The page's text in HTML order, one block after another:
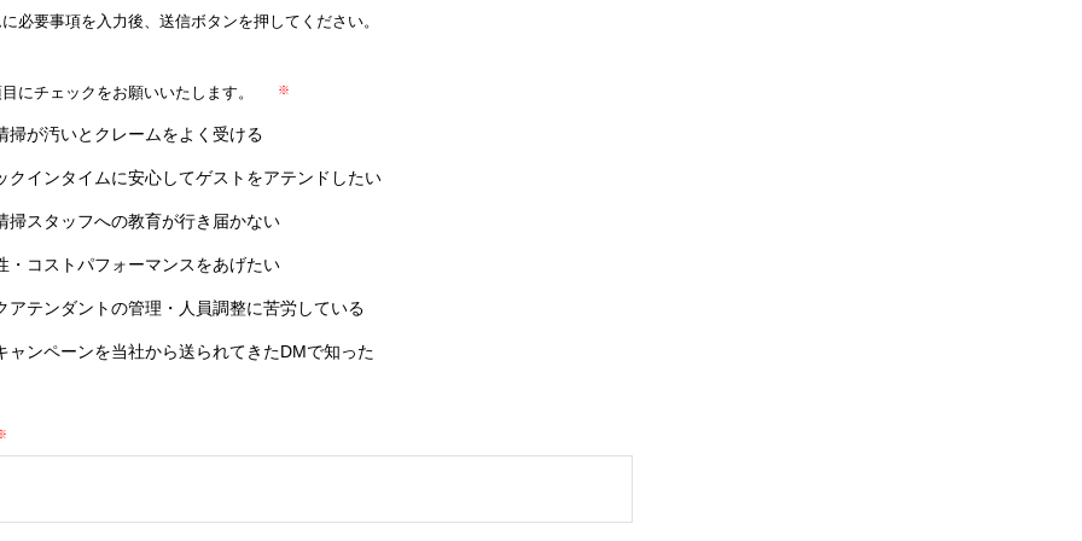
必要事項を入力後、 送信ボタンを押してください。
にチェックをお願いいたします。
掃が汚いとクレームをよく受ける
クインタイムに安心してゲストをアテンドしたい
掃スタッフへの教育が行き届かない
・コストパフォーマンスをあげたい
アテンダントの管理・人員調整に苦労している
ャンペーンを当社から送られてきたDMで知った